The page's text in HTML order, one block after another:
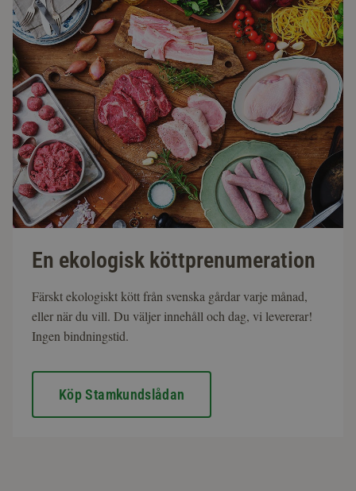
En ekologisk köttprenumeration
Färskt ekologiskt kött från svenska gårdar varje månad,
eller när du vill. Du väljer innehåll och dag, vi levererar!
Ingen bindningstid.
Köp Stamkundslådan